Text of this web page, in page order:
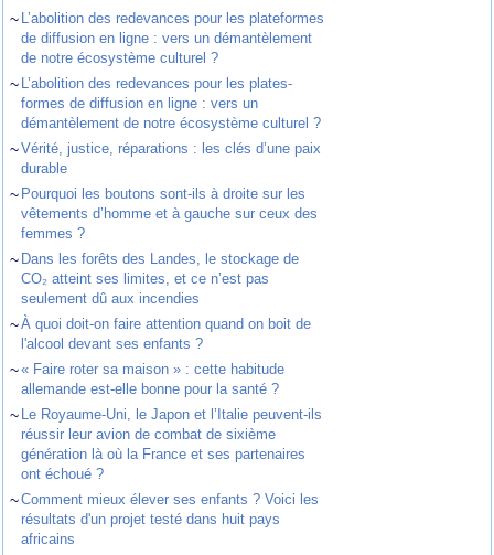
~ L’abolition des redevances pour les plateformes
de diffusion en ligne : vers un démantèlement
de notre écosystème culturel ?
~ L’abolition des redevances pour les plates-
formes de diffusion en ligne : vers un
démantèlement de notre écosystème culturel ?
~Vérité, justice, réparations : les clés d’une paix
durable
~ Pourquoi les boutons sont-ils à droite sur les
vêtements d’homme et à gauche sur ceux des
femmes ?
~ Dans les forêts des Landes, le stockage de
CO₂ atteint ses limites, et ce n’est pas
seulement dû aux incendies
~À quoi doit-on faire attention quand on boit de
l'alcool devant ses enfants ?
~« Faire roter sa maison » : cette habitude
allemande est-elle bonne pour la santé ?
~ Le Royaume-Uni, le Japon et l’Italie peuvent-ils
réussir leur avion de combat de sixième
génération là où la France et ses partenaires
ont échoué ?
~Comment mieux élever ses enfants ? Voici les
résultats d'un projet testé dans huit pays
africains